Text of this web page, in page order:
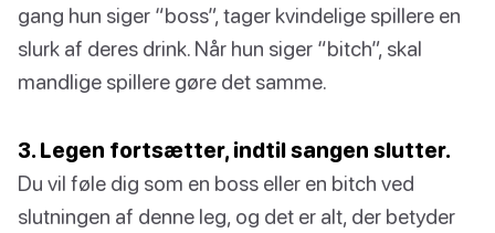
gang hun siger “boss”, tager kvindelige spillere en
slurk af deres drink. Når hun siger “bitch”, skal
mandlige spillere gøre det samme.
3. Legen fortsætter, indtil sangen slutter.
Du vil føle dig som en boss eller en bitch ved
slutningen af denne leg, og det er alt, der betyder